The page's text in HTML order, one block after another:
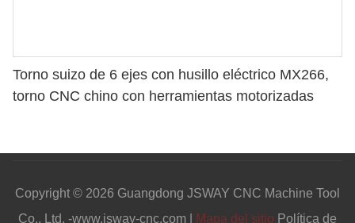
Torno suizo de 6 ejes con husillo eléctrico MX266,
torno CNC chino con herramientas motorizadas
Copyright © 2026 Guangdong JSWAY CNC Machine Tool
Co., Ltd. -www.jsway-cnc.com |
Mapa del sitio Política de